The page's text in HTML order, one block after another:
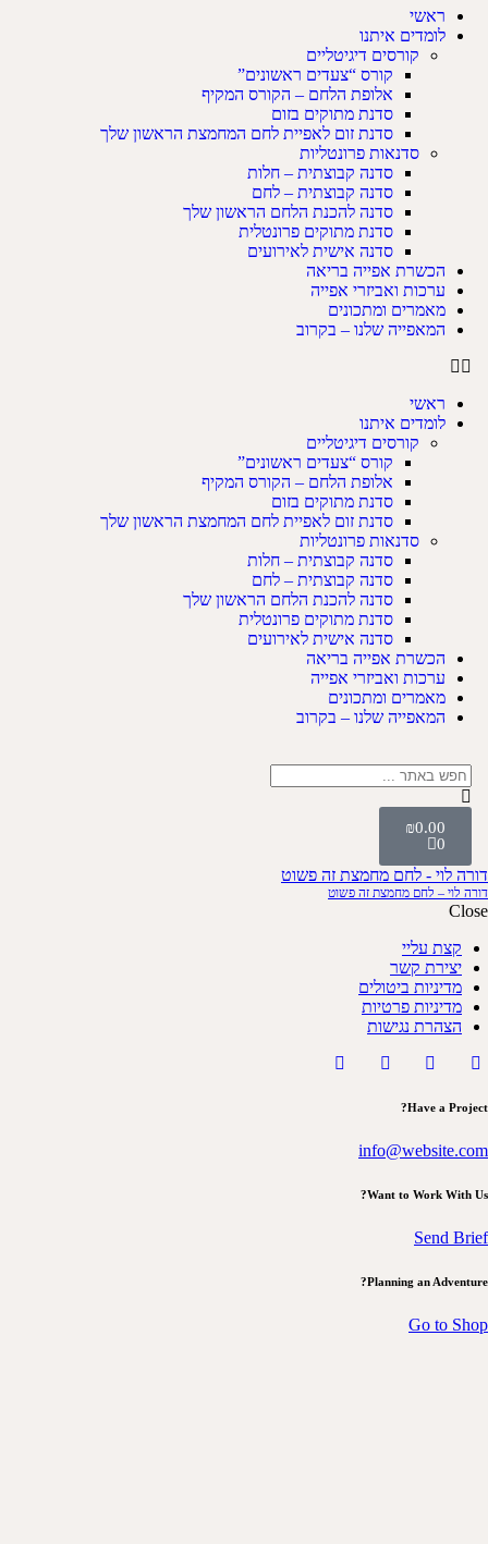
ראשי
לומדים איתנו
קורסים דיגיטליים
קורס “צעדים ראשונים”
אלופת הלחם – הקורס המקיף
סדנת מתוקים בזום
סדנת זום לאפיית לחם המחמצת הראשון שלך
סדנאות פרונטליות
סדנה קבוצתית – חלות
סדנה קבוצתית – לחם
סדנה להכנת הלחם הראשון שלך
סדנת מתוקים פרונטלית
סדנה אישית לאירועים
הכשרת אפייה בריאה
ערכות ואביזרי אפייה
מאמרים ומתכונים
המאפייה שלנו – בקרוב
ראשי
לומדים איתנו
קורסים דיגיטליים
קורס “צעדים ראשונים”
אלופת הלחם – הקורס המקיף
סדנת מתוקים בזום
סדנת זום לאפיית לחם המחמצת הראשון שלך
סדנאות פרונטליות
סדנה קבוצתית – חלות
סדנה קבוצתית – לחם
סדנה להכנת הלחם הראשון שלך
סדנת מתוקים פרונטלית
סדנה אישית לאירועים
הכשרת אפייה בריאה
ערכות ואביזרי אפייה
מאמרים ומתכונים
המאפייה שלנו – בקרוב
₪0.00
0
דורה לוי - לחם מחמצת זה פשוט
דורה לוי – לחם מחמצת זה פשוט
Close
קצת עליי
יצירת קשר
מדיניות ביטולים
מדיניות פרטיות
הצהרת נגישות
Have a Project?
info@website.com
Want to Work With Us?
Send Brief
Planning an Adventure?
Go to Shop